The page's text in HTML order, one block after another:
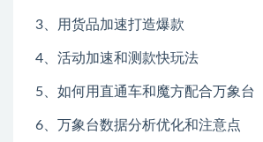
3、用货品加速打造爆款
4、活动加速和测款快玩法
5、如何用直通车和魔方配合万象台
6、万象台数据分析优化和注意点